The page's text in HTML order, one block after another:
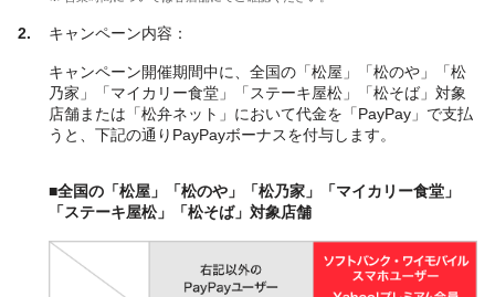
キャンペーン内容：
キャンペーン開催期間中に、全国の「松屋」「松のや」「松
乃家」「マイカリー食堂」「ステーキ屋松」「松そば」対象
店舗または「松弁ネット」において代金を「PayPay」で支払
うと、下記の通りPayPayボーナスを付与します。
■全国の「松屋」「松のや」「松乃家」「マイカリー食堂」
「ステーキ屋松」「松そば」対象店舗